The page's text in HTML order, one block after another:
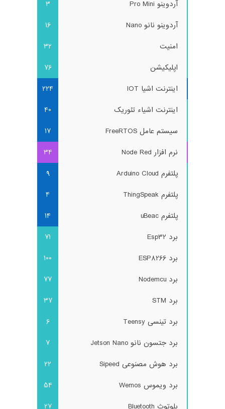
آردوینو Pro Mini
3
آردوینو نانو Nano
16
امنیت
32
اپلیکیشن
76
اینترنت اشیا IOT
224
اینترنت اشیاء تئوریک
40
سیستم عامل FreeRTOS
17
نرم افزار Node Red
34
پلتفرم Arduino Cloud
9
پلتفرم ThingSpeak
4
پلتفرم uBeac
14
برد Esp32
71
برد ESP8266
100
برد Nodemcu
77
برد STM
37
برد تینسی Teensy
6
برد جتسون نانو Jetson Nano
7
برد هوش مصنوعی Sipeed
22
برد ویموس Wemos
54
بلوتوث Bluetooth
27